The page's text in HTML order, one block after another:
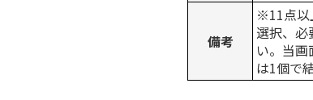
備考
※11点以
選択、必
い。当
は1個で